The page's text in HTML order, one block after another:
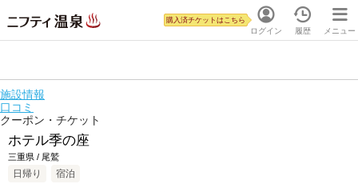
ログイン
購入済チケットはこちら
履歴 メニュー
施設情報
口コミ
クーポン・チケット
ホテル季の座
三重県 / 尾鷲
日帰り 宿泊